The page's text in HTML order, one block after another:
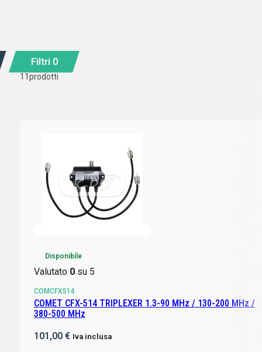
Filtri 0
11prodotti
Disponibile
Valutato 0su 5
COMCFX514
COMET CFX-514 TRIPLEXER 1.3-90 MHz / 130-200 MHz /
380-500 MHz
101,00 € Iva inclusa